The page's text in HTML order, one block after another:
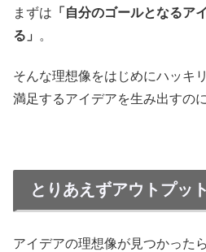
まずは 「自分のゴールとなるア
る」
。
そんな理想像をはじめにハッキ
満足するアイデアを生み出すの
とりあえずアウトプッ
アイデアの理想像が見つかった